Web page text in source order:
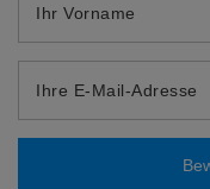
Ihr Vorname
Ihre E-Mail-Adresse